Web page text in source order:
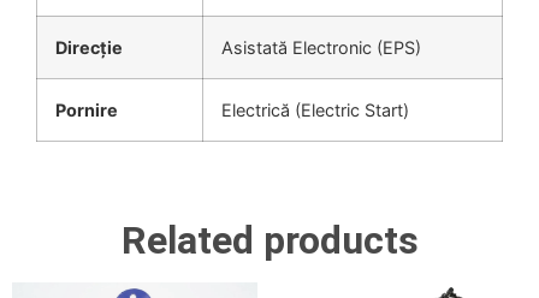
Direcție Asistată Electronic (EPS)
Pornire Electrică (Electric Start)
Related products